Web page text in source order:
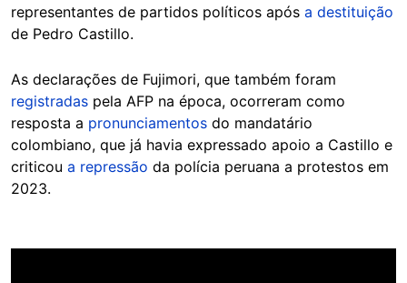
representantes de partidos políticos após a destituição
de Pedro Castillo.
As declarações de Fujimori, que também foram
registradas pela AFP na época, ocorreram como
resposta a pronunciamentos do mandatário
colombiano, que já havia expressado apoio a Castillo e
criticou a repressão da polícia peruana a protestos em
2023.